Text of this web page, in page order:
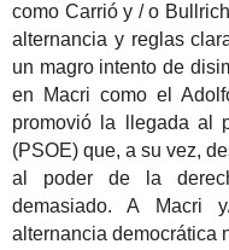
como Carrió y / o
alternancia y reglas
un magro intento de
en Macri como el
promovió la llegada al
(PSOE) que, a su vez,
al poder de la
demasiado. A Macri
alternancia democrática